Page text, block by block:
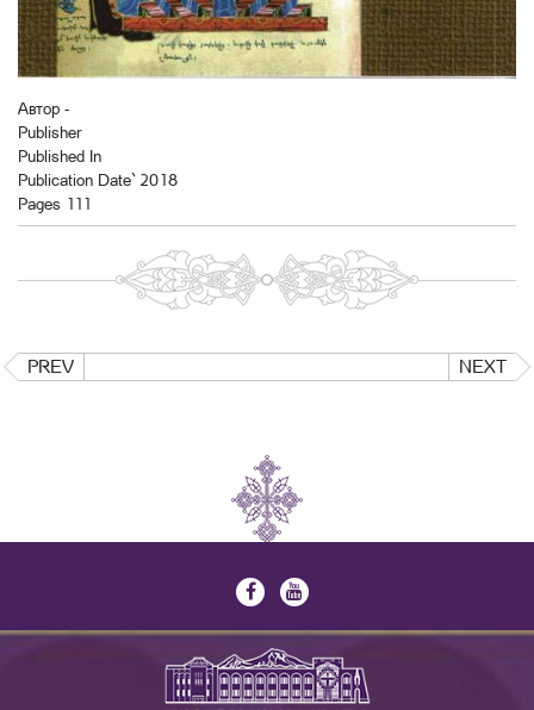
Автор -
Publisher
Published In
Publication Date` 2018
Pages 111
PREV NEXT